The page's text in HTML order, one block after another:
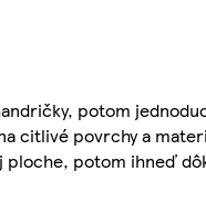
potom
citlivé povrchy a
ploche, potom ihneď